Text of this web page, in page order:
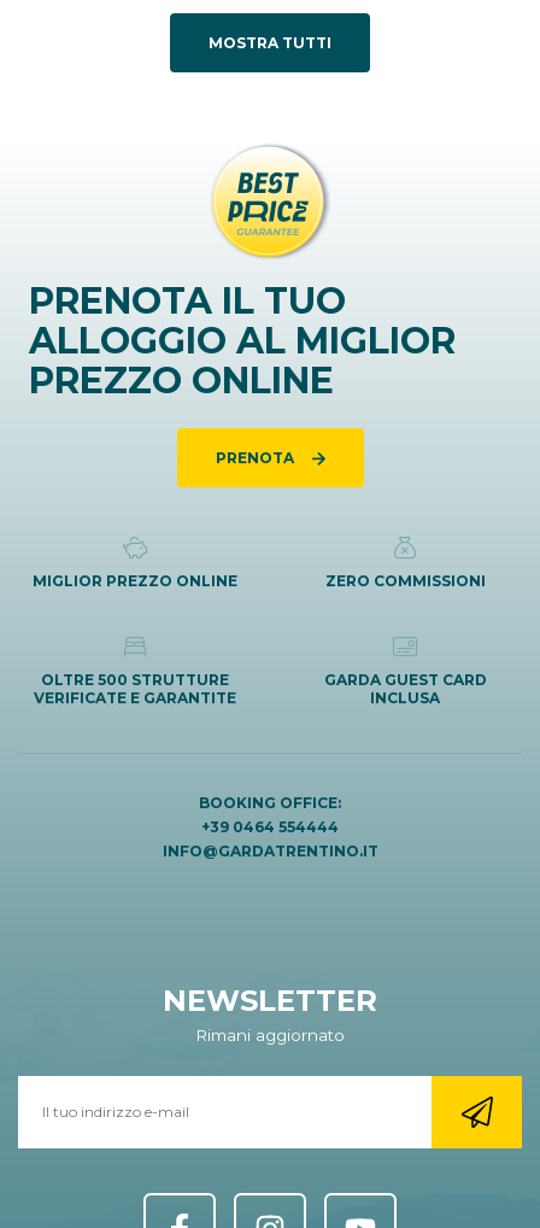
MOSTRA TUTTI
PRENOTA IL TUO
ALLOGGIO AL MIGLIOR
PREZZO ONLINE
PRENOTA
MIGLIOR PREZZO ONLINE ZERO COMMISSIONI
OLTRE 500 STRUTTURE
VERIFICATE E GARANTITE
GARDA GUEST CARD
INCLUSA
BOOKING OFFICE:
+39 0464 554444
INFO@GARDATRENTINO.IT
NEWSLETTER
Rimani aggiornato